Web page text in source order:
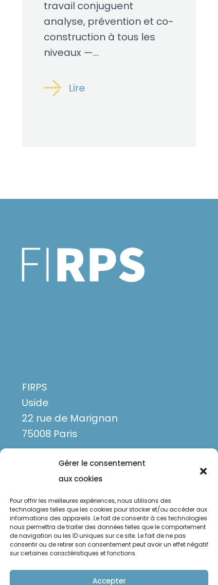
Gérer le consentement
aux cookies
Pour offrir les meilleures expériences, nous utilisons des
technologies telles que les cookies pour stocker et/ou accéder aux
informations des appareils. Le fait de consentir à ces technologies
nous permettra de traiter des données telles que le comportement
de navigation ou les ID uniques sur ce site. Le fait de ne pas
consentir ou de retirer son consentement peut avoir un effet négatif
sur certaines caractéristiques et fonctions.
Accepter
travail conjuguent
analyse, prévention et co-
construction à tous les
niveaux —...
Lire
FIRPS
Uside
22 rue de Marignan
75008 Paris
Mentions légales
Politique de cookies